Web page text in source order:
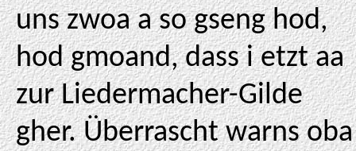
uns zwoa a so gseng hod,
hod gmoand, dass i etzt aa
zur Liedermacher-Gilde
gher. Überrascht warns oba